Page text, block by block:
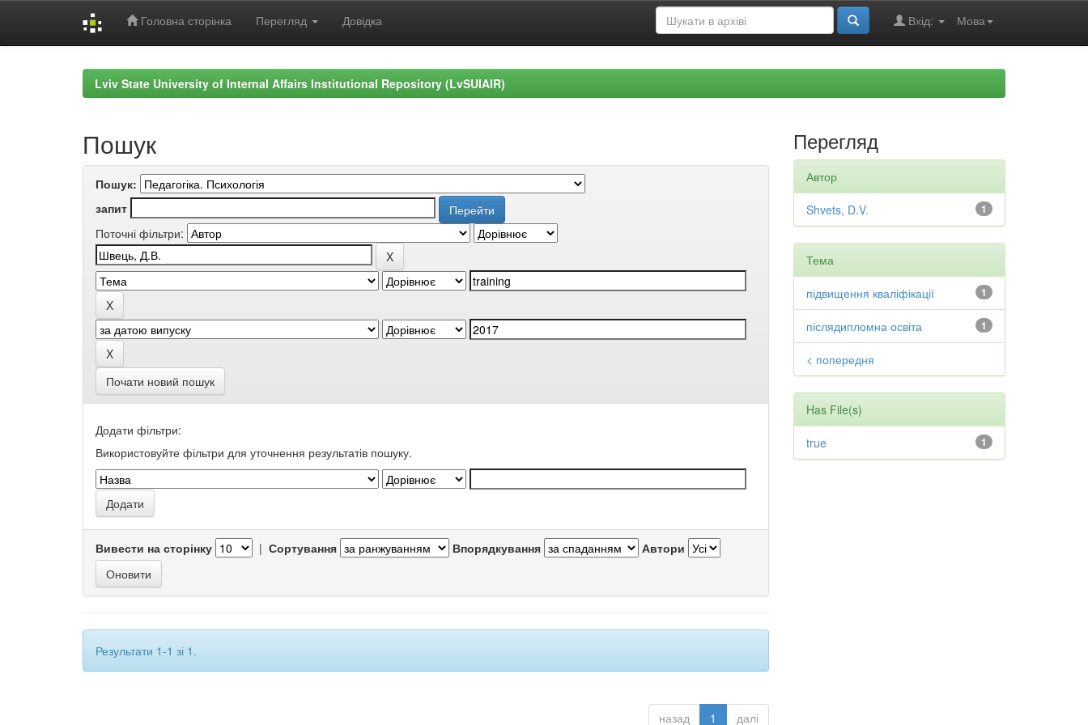
Головна сторінка Перегляд Довідка Мова
Вхід:
Lviv State University of Internal Affairs Institutional Repository (LvSUIAIR)
Пошук
Пошук:
запит
Поточні фільтри:
Почати новий пошук
Додати фільтри:
Використовуйте фільтри для уточнення результатів пошуку.
Вивести на сторінку | Сортування Впорядкування Автори
Результати 1-1 зі 1.
назад 1 далі
Перегляд
Автор
1
Shvets, D.V.
Тема
1
підвищення кваліфікації
1
післядипломна освіта
< попередня
Has File(s)
1
true